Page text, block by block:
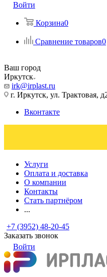
Войти
Корзина0
Сравнение товаров0
Ваш город
Иркутск
irk@irplast.ru
г. Иркутск, ул. Трактовая,
Вконтакте
Услуги
Оплата и доставка
О компании
Контакты
Стать партнёром
...
+7 (3952) 48-20-45
Заказать звонок
Войти